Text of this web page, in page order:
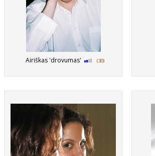
Airiškas 'drovumas' (30)